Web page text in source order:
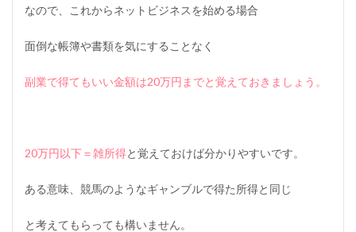
なので、これからネットビジネスを始める場合
面倒な帳簿や書類を気にすることなく
副業で得てもいい金額は20万円までと覚えておきましょう。
20万円以下＝雑所得と覚えておけば分かりやすいです。
ある意味、競馬のようなギャンブルで得た所得と同じ
と考えてもらっても構いません。